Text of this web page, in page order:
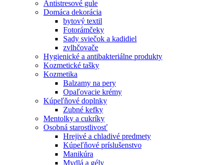
Antistresové gule
Domáca dekorácia
bytový textil
Fotorámčeky
Sady sviečok a kadidiel
zvlhčovače
Hygienické a antibakteriálne produkty
Kozmetické tašky
Kozmetika
Balzamy na pery
Opaľovacie krémy
Kúpeľňové doplnky
Zubné kefky
Mentolky a cukríky
Osobná starostlivosť
Hrejivé a chladivé predmety
Kúpeľňové príslušenstvo
Manikúra
Mydlá a gély